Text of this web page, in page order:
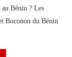
Bénin ? Les
Boconon du Bénin